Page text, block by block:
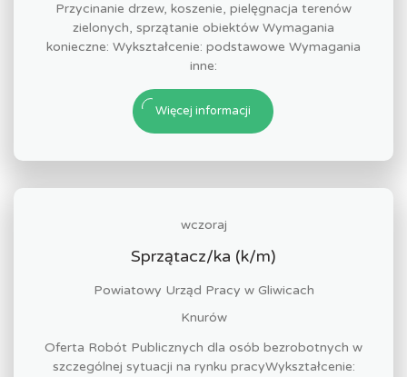
Przycinanie drzew, koszenie, pielęgnacja terenów
zielonych, sprzątanie obiektów Wymagania
konieczne: Wykształcenie: podstawowe Wymagania
inne:
Więcej informacji
wczoraj
Sprzątacz/ka (k/m)
Powiatowy Urząd Pracy w Gliwicach
Knurów
Oferta Robót Publicznych dla osób bezrobotnych w
szczególnej sytuacji na rynku pracyWykształcenie: